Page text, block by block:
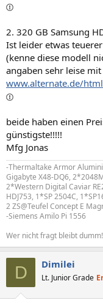
2. 320 GB Samsung
Ist leider etwas teuerer
(kenne diese modell
angaben sehr leise
www.alternate.de/
beide haben einen
günstigste!!!!!
Mfg Jonas
-Thermaltake Armor
Gigabyte X48-DQ6,
2*Western Digital Caviar
HDJ753, 1*SP 2504C,
2 ZS@Teufel Concept E
-Siemens Amilo Pi 1556
Wer nicht fragt bleibt dumm!
D Dimilei
Lt. Junior Grade